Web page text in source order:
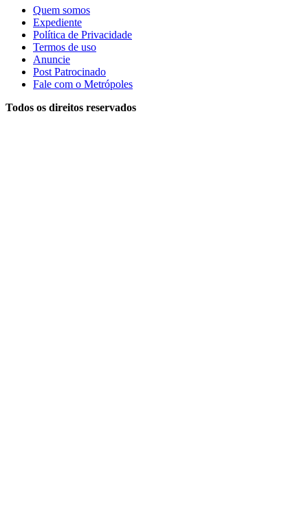
Quem somos
Expediente
Política de Privacidade
Termos de uso
Anuncie
Post Patrocinado
Fale com o Metrópoles
Todos os direitos reservados